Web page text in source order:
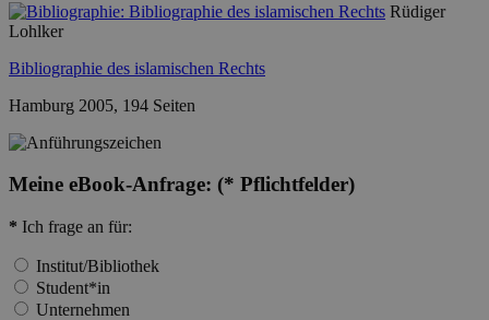
Rüdiger
Lohlker
Bibliographie des islamischen Rechts
Hamburg 2005, 194 Seiten
Meine eBook-Anfrage: (* Pflichtfelder)
* Ich frage an für:
Institut/Bibliothek
Student*in
Unternehmen